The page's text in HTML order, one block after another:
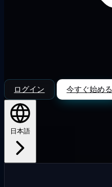
ログイン 今すぐ始める
日本語